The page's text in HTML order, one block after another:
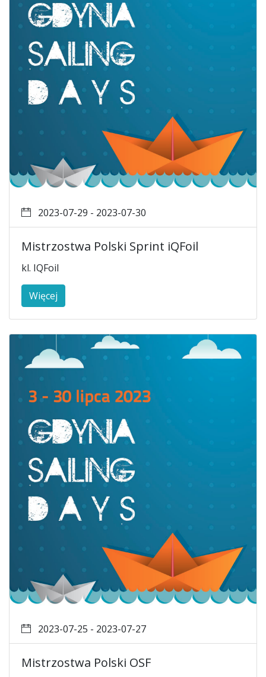
2023-07-29 - 2023-07-30
Mistrzostwa Polski Sprint iQFoil
kl. IQFoil
Więcej
2023-07-25 - 2023-07-27
Mistrzostwa Polski OSF